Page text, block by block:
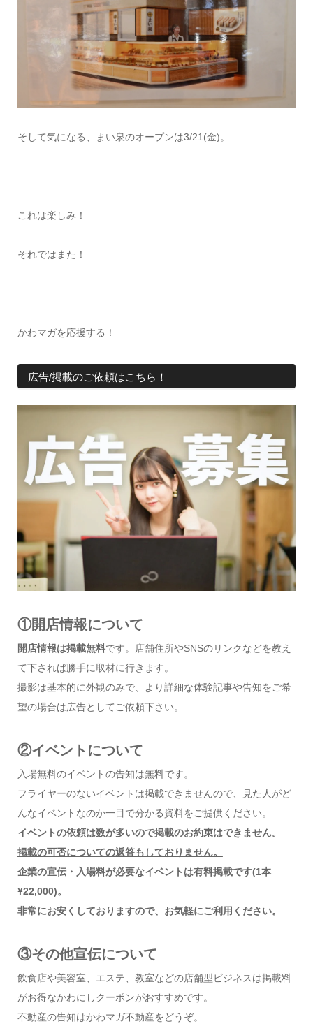
そして気になる、まい泉のオープンは3/21(金)。
これは楽しみ！
それではまた！
かわマガを応援する！
広告/掲載のご依頼はこちら！
①開店情報について
開店情報は掲載無料です。店舗住所やSNSのリンクなどを教え
て下されば勝手に取材に行きます。
撮影は基本的に外観のみで、より詳細な体験記事や告知をご希
望の場合は広告としてご依頼下さい。
②イベントについて
入場無料のイベントの告知は無料です。
フライヤーのないイベントは掲載できませんので、見た人がど
んなイベントなのか一目で分かる資料をご提供ください。
イベントの依頼は数が多いので掲載のお約束はできません。
掲載の可否についての返答もしておりません。
企業の宣伝・入場料が必要なイベントは有料掲載です(1本
¥22,000)。
非常にお安くしておりますので、お気軽にご利用ください。
③その他宣伝について
飲食店や美容室、エステ、教室などの店舗型ビジネスは掲載料
がお得なかわにしクーポンがおすすめです。
不動産の告知はかわマガ不動産をどうぞ。